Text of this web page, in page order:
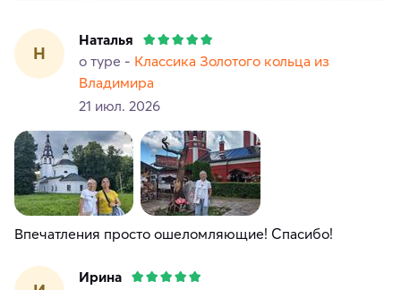
Н
Наталья
о туре - Классика Золотого кольца из
Владимира
21 июл. 2026
Впечатления просто ошеломляющие! Спасибо!
Ирина